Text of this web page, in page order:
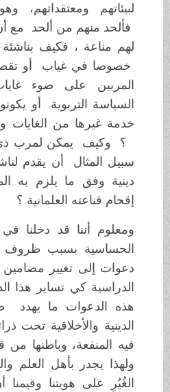
لبيئاتهم ومعتقداتهم،
فألحد منهم من ألحد مع أن
لهم مناعة ، فكيف بناشئة
خصوصا في غياب أو تقصير
المربين على ضوء
السياسة التربوية أو
خدمة غيرها من الغايات
؟ وكيف يمكن لمرب ذي
سبيل المثال أن يقدم
دينية وفق ما يلزم به
إقحام قناعته العلمانية ؟
ومعلوم أننا قد دخلنا
الحساسية بسبب ظروف
دعوات إلى تغيير مضامين
الدراسية كي تساير هذا
هذه الدعوات ما يهدد
الدينية والأخلاقية تحت
فيه المنفعة، وباطنها من
ولهذا يجدر بأهل العلم
الغُيُرِ على هويتنا وقيمنا